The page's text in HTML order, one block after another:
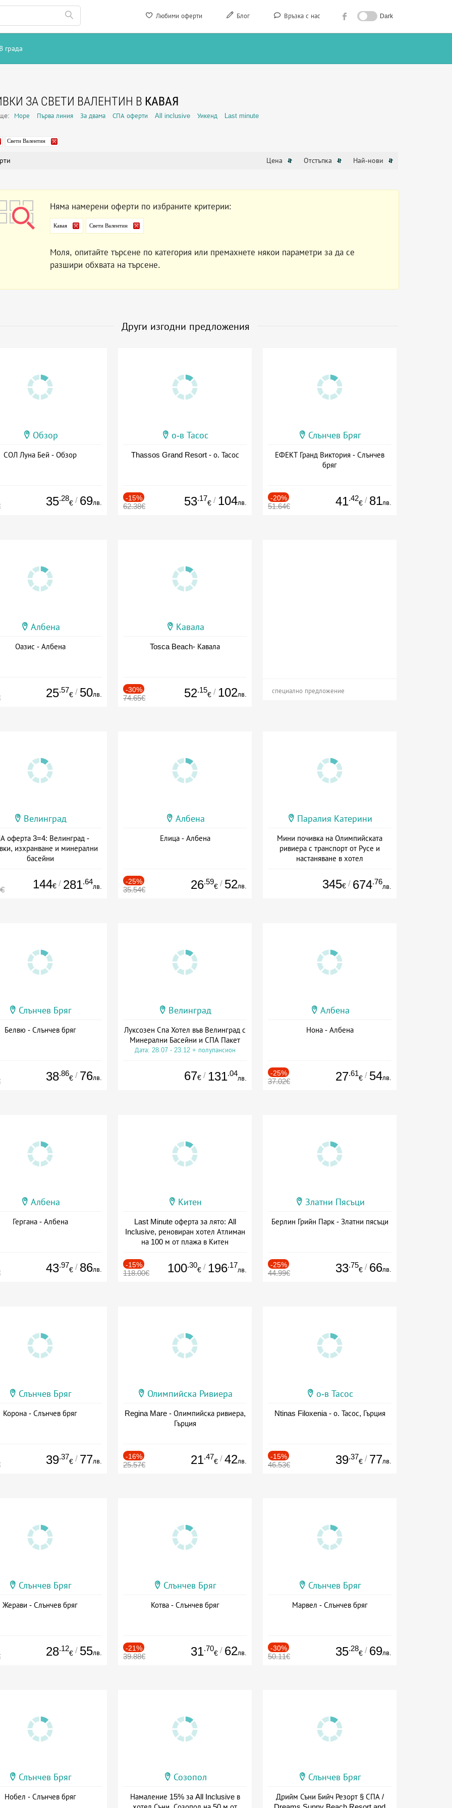
Любими оферти Блог Връзка с нас Dark
В града
ЗА СВЕТИ ВАЛЕНТИН В КАВАЯ
Море Първа линия За двама СПА оферти All inclusive Уикенд Last minute
Свети Валентин
Цена Отстъпка Най-нови
Няма намерени оферти по избраните критерии:
Кавая Свети Валентин
Моля, опитайте търсене по категория или премахнете някои параметри за да се
разшири обхвата на търсене.
Други изгодни предложения
Обзор
СОЛ Луна Бей - Обзор
35.28
€ / 69лв.
о-в Тасос
Thassos Grand Resort - о. Тасос
-15%
62.38€ 53.17
€ / 104лв.
Слънчев Бряг
ЕФЕКТ Гранд Виктория - Слънчев
бряг
-20%
51.64€ 41.42
€ / 81лв.
Албена
Оазис - Албена
25.57
€ / 50лв.
Кавала
Tosca Beach- Кавала
-30%
74.65€ 52.15
€ / 102лв. специално предложение
Велинград
оферта 3=4: Велинград -
изхранване и минерални
басейни
144€ / 281.64
лв.
Албена
Елица - Албена
-25%
35.54€ 26.59
€ / 52лв.
Паралия Катерини
Мини почивка на Олимпийската
ривиера с транспорт от Русе и
настаняване в хотел
345€ / 674.76
лв.
Слънчев Бряг
Белвю - Слънчев бряг
38.86
€ / 76лв.
Велинград
Луксозен Спа Хотел във Велинград с
Минерални Басейни и СПА Пакет
Дата: 28.07 - 23.12 + полупансион
67€ / 131.04
лв.
Албена
Нона - Албена
-25%
37.02€ 27.61
€ / 54лв.
Албена
Гергана - Албена
43.97
€ / 86лв.
Китен
Last Minute оферта за лято: All
Inclusive, реновиран хотел Атлиман
на 100 м от плажа в Китен
-15%
118.00€ 100.30
€ / 196.17
лв.
Златни Пясъци
Берлин Грийн Парк - Златни пясъци
-25%
44.99€ 33.75
€ / 66лв.
Слънчев Бряг
Корона - Слънчев бряг
39.37
€ / 77лв.
Олимпийска Ривиера
Regina Mare - Олимпийска ривиера,
Гърция
-16%
25.57€ 21.47
€ / 42лв.
о-в Тасос
Ntinas Filoxenia - о. Тасос, Гърция
-15%
46.53€ 39.37
€ / 77лв.
Слънчев Бряг
Жерави - Слънчев бряг
28.12
€ / 55лв.
Слънчев Бряг
Котва - Слънчев бряг
-21%
39.88€ 31.70
€ / 62лв.
Слънчев Бряг
Марвел - Слънчев бряг
-30%
50.11€ 35.28
€ / 69лв.
Слънчев Бряг
Нобел - Слънчев бряг
Созопол
Намаление 15% за All Inclusive в
Слънчев Бряг
Дрийм Съни Бийч Резорт § СПА /